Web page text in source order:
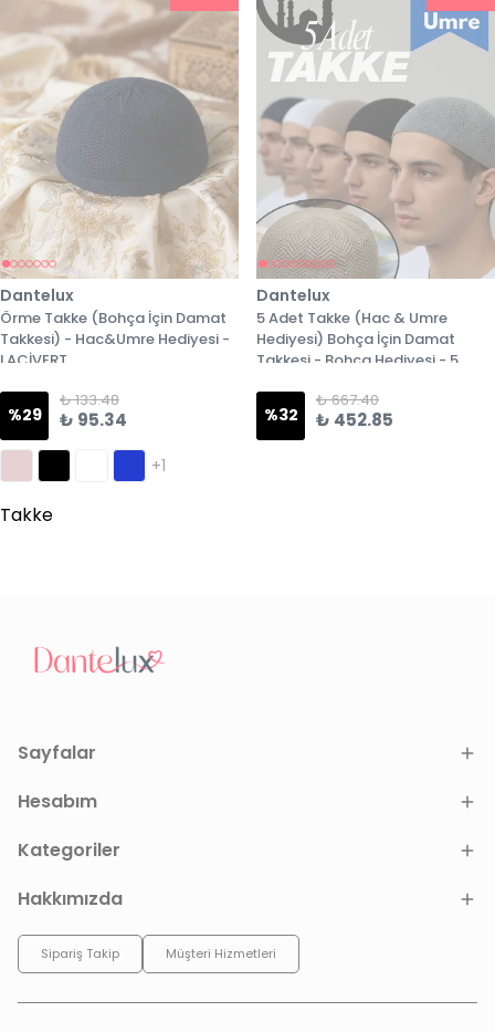
Dantelux
Örme Takke (Bohça İçin Damat
Takkesi) - Hac&Umre Hediyesi -
LACİVERT
%29
₺ 133.48
₺ 95.34
+1
Dantelux
5 Adet Takke (Hac & Umre
Hediyesi) Bohça İçin Damat
Takkesi - Bohça Hediyesi - 5
%32
₺ 667.40
₺ 452.85
Takke
Sayfalar
Hesabım
Kategoriler
Hakkımızda
Sipariş Takip Müşteri Hizmetleri